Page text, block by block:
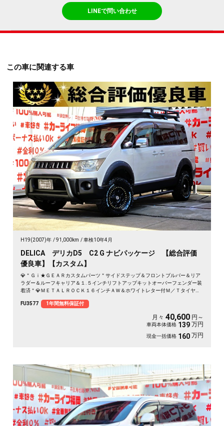
LINEで問い合わせ
この車に関連する車
H19(2007)年 91,000km 車検10年4月
DELICA デリカD5 C2 G ナビパッケージ 【総合評価
優良車】【カスタム】
💎＂Ｇｉ★ＧＥＡＲカスタムパーツ＂サイドステップ＆フロントブルバー＆リア
ラダー＆ルーフキャリア＆１.５インチリフトアップキットオーバーフェンダー装
着済＂💎ＭＥＴＡＬＲＯＣＫ１６インチＡＷ＆ホワイトレター付Ｍ／Ｔタイヤ装
イドドアで乗り降り楽々快適🚪高速走行はクルーズコントロールで楽々運転🏁純
正ＨＤＤナビ🗾ＤＶＤ💿地デジフルセグＴＶ📺走行中映像視聴可能👀
FU3577 1年間無料保証付
月々 40,600 円～
車両本体価格 139 万円
現金一括価格 160 万円